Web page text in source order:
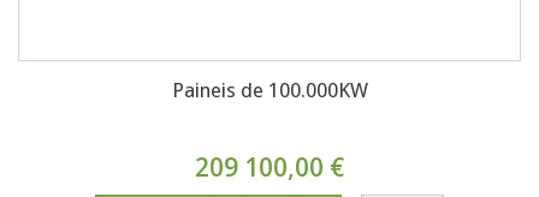
Paineis de 100.000KW
209 100,00 €